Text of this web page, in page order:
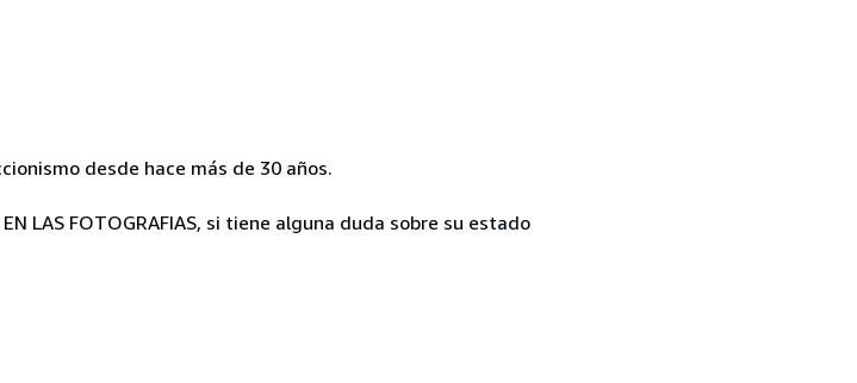
desde hace más de 30 años.
EN LAS FOTOGRAFIAS, si tiene alguna duda sobre su estado